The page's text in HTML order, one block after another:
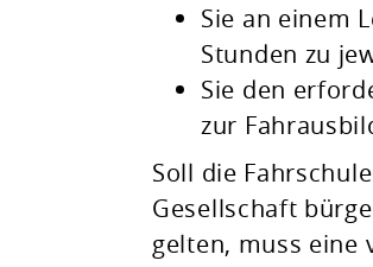
Sie an einem
Stunden zu
Sie den
zur
Soll die
Gesellschaft
gelten, muss